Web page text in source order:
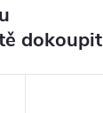
dokoupit